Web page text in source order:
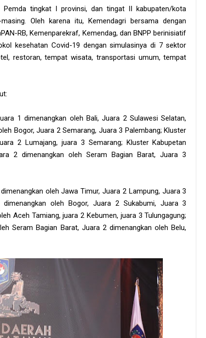
Pemda tingkat I provinsi, dan tingat II kabupaten/kota
Oleh karena itu, Kemendagri bersama dengan
RB, Kemenparekraf, Kemendag, dan BNPP berinisiatif
kesehatan Covid-19 dengan simulasinya di 7 sektor
restoran, tempat wisata, transportasi umum, tempat
1 dimenangkan oleh Bali, Juara 2 Sulawesi Selatan,
Bogor, Juara 2 Semarang, Juara 3 Palembang; Kluster
2 Lumajang, juara 3 Semarang; Kluster Kabupetan
2 dimenangkan oleh Seram Bagian Barat, Juara 3
oleh Jawa Timur, Juara 2 Lampung, Juara 3
oleh Bogor, Juara 2 Sukabumi, Juara 3
Aceh Tamiang, juara 2 Kebumen, juara 3 Tulungagung;
Seram Bagian Barat, Juara 2 dimenangkan oleh Belu,